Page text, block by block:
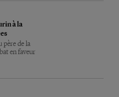
à la
père de la
en faveur